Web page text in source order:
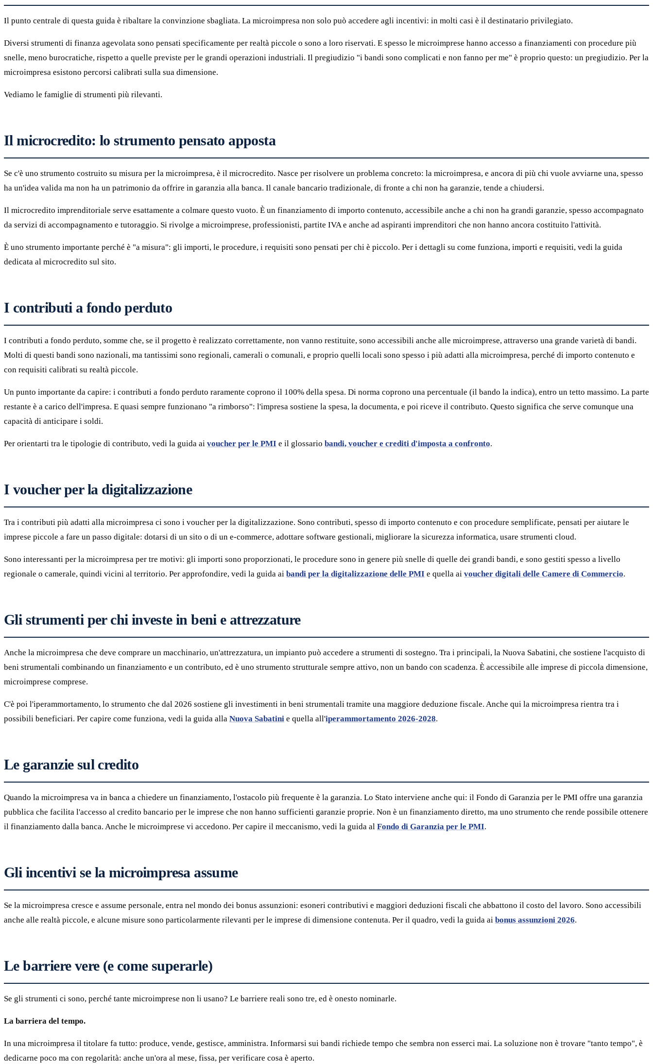
Il punto centrale di questa guida è ribaltare la convinzione sbagliata. La microimpresa non solo può accedere agli incentivi: in molti casi è il destinatario privilegiato.
Diversi strumenti di finanza agevolata sono pensati specificamente per realtà piccole o sono a loro riservati. E spesso le microimprese hanno accesso a finanziamenti con procedure più
snelle, meno burocratiche, rispetto a quelle previste per le grandi operazioni industriali. Il pregiudizio "i bandi sono complicati e non fanno per me" è proprio questo: un pregiudizio. Per la
microimpresa esistono percorsi calibrati sulla sua dimensione.
Vediamo le famiglie di strumenti più rilevanti.
Il microcredito: lo strumento pensato apposta
Se c'è uno strumento costruito su misura per la microimpresa, è il microcredito. Nasce per risolvere un problema concreto: la microimpresa, e ancora di più chi vuole avviarne una, spesso
ha un'idea valida ma non ha un patrimonio da offrire in garanzia alla banca. Il canale bancario tradizionale, di fronte a chi non ha garanzie, tende a chiudersi.
Il microcredito imprenditoriale serve esattamente a colmare questo vuoto. È un finanziamento di importo contenuto, accessibile anche a chi non ha grandi garanzie, spesso accompagnato
da servizi di accompagnamento e tutoraggio. Si rivolge a microimprese, professionisti, partite IVA e anche ad aspiranti imprenditori che non hanno ancora costituito l'attività.
È uno strumento importante perché è "a misura": gli importi, le procedure, i requisiti sono pensati per chi è piccolo. Per i dettagli su come funziona, importi e requisiti, vedi la guida
dedicata al microcredito sul sito.
I contributi a fondo perduto
I contributi a fondo perduto, somme che, se il progetto è realizzato correttamente, non vanno restituite, sono accessibili anche alle microimprese, attraverso una grande varietà di bandi.
Molti di questi bandi sono nazionali, ma tantissimi sono regionali, camerali o comunali, e proprio quelli locali sono spesso i più adatti alla microimpresa, perché di importo contenuto e
con requisiti calibrati su realtà piccole.
Un punto importante da capire: i contributi a fondo perduto raramente coprono il 100% della spesa. Di norma coprono una percentuale (il bando la indica), entro un tetto massimo. La parte
restante è a carico dell'impresa. E quasi sempre funzionano "a rimborso": l'impresa sostiene la spesa, la documenta, e poi riceve il contributo. Questo significa che serve comunque una
capacità di anticipare i soldi.
Per orientarti tra le tipologie di contributo, vedi la guida ai voucher per le PMI e il glossario bandi, voucher e crediti d'imposta a confronto.
I voucher per la digitalizzazione
Tra i contributi più adatti alla microimpresa ci sono i voucher per la digitalizzazione. Sono contributi, spesso di importo contenuto e con procedure semplificate, pensati per aiutare le
imprese piccole a fare un passo digitale: dotarsi di un sito o di un e-commerce, adottare software gestionali, migliorare la sicurezza informatica, usare strumenti cloud.
Sono interessanti per la microimpresa per tre motivi: gli importi sono proporzionati, le procedure sono in genere più snelle di quelle dei grandi bandi, e sono gestiti spesso a livello
regionale o camerale, quindi vicini al territorio. Per approfondire, vedi la guida ai bandi per la digitalizzazione delle PMI e quella ai voucher digitali delle Camere di Commercio.
Gli strumenti per chi investe in beni e attrezzature
Anche la microimpresa che deve comprare un macchinario, un'attrezzatura, un impianto può accedere a strumenti di sostegno. Tra i principali, la Nuova Sabatini, che sostiene l'acquisto di
beni strumentali combinando un finanziamento e un contributo, ed è uno strumento strutturale sempre attivo, non un bando con scadenza. È accessibile alle imprese di piccola dimensione,
microimprese comprese.
C'è poi l'iperammortamento, lo strumento che dal 2026 sostiene gli investimenti in beni strumentali tramite una maggiore deduzione fiscale. Anche qui la microimpresa rientra tra i
possibili beneficiari. Per capire come funziona, vedi la guida alla Nuova Sabatini e quella all'iperammortamento 2026-2028.
Le garanzie sul credito
Quando la microimpresa va in banca a chiedere un finanziamento, l'ostacolo più frequente è la garanzia. Lo Stato interviene anche qui: il Fondo di Garanzia per le PMI offre una garanzia
pubblica che facilita l'accesso al credito bancario per le imprese che non hanno sufficienti garanzie proprie. Non è un finanziamento diretto, ma uno strumento che rende possibile ottenere
il finanziamento dalla banca. Anche le microimprese vi accedono. Per capire il meccanismo, vedi la guida al Fondo di Garanzia per le PMI.
Gli incentivi se la microimpresa assume
Se la microimpresa cresce e assume personale, entra nel mondo dei bonus assunzioni: esoneri contributivi e maggiori deduzioni fiscali che abbattono il costo del lavoro. Sono accessibili
anche alle realtà piccole, e alcune misure sono particolarmente rilevanti per le imprese di dimensione contenuta. Per il quadro, vedi la guida ai bonus assunzioni 2026.
Le barriere vere (e come superarle)
Se gli strumenti ci sono, perché tante microimprese non li usano? Le barriere reali sono tre, ed è onesto nominarle.
La barriera del tempo.
In una microimpresa il titolare fa tutto: produce, vende, gestisce, amministra. Informarsi sui bandi richiede tempo che sembra non esserci mai. La soluzione non è trovare "tanto tempo", è
dedicarne poco ma con regolarità: anche un'ora al mese, fissa, per verificare cosa è aperto.